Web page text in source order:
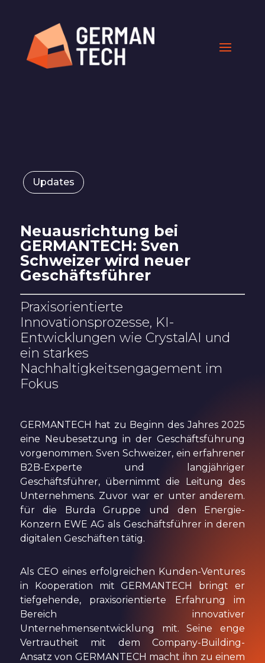
Updates
Neuausrichtung bei
GERMANTECH: Sven
Schweizer wird neuer
Geschäftsführer
Praxisorientierte
Innovationsprozesse, KI-
Entwicklungen wie CrystalAI und
ein starkes
Nachhaltigkeitsengagement im
Fokus
GERMANTECH hat zu Beginn des Jahres 2025
eine Neubesetzung in der Geschäftsführung
vorgenommen. Sven Schweizer, ein erfahrener
B2B-Experte und langjähriger
Geschäftsführer, übernimmt die Leitung des
Unternehmens. Zuvor war er unter anderem.
für die Burda Gruppe und den Energie-
Konzern EWE AG als Geschäftsführer in deren
digitalen Geschäften tätig.
Als CEO eines erfolgreichen Kunden-Ventures
in Kooperation mit GERMANTECH bringt er
tiefgehende, praxisorientierte Erfahrung im
Bereich innovativer
Unternehmensentwicklung mit. Seine enge
Vertrautheit mit dem Company-Building-
Ansatz von GERMANTECH macht ihn zu einem